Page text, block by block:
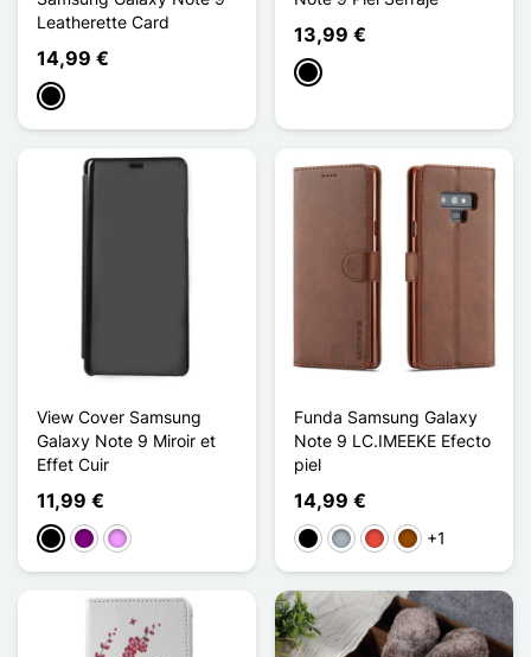
Leatherette Card
14,99 €
Negro
13,99 €
Negro
View Cover Samsung
Galaxy Note 9 Miroir et
Effet Cuir
11,99 €
NegroPúrpuraMorado claro
Funda Samsung Galaxy
Note 9 LC.IMEEKE Efecto
piel
14,99 €
NegroGris RojoMarrón
+1